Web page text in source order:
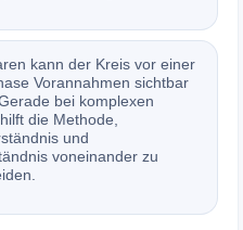
kann der Kreis vor einer
Vorannahmen sichtbar
bei komplexen
die Methode,
und
voneinander zu